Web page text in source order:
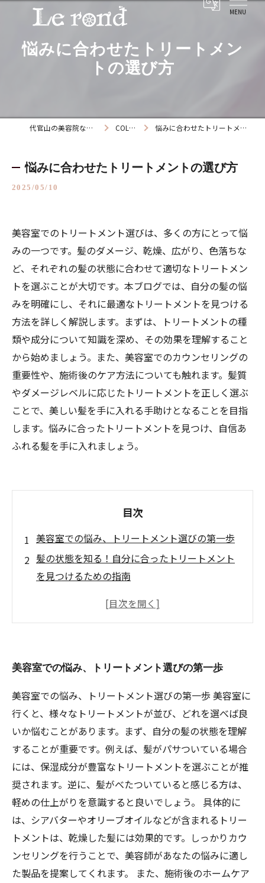
悩みに合わせたトリートメン
トの選び方
代官山の美容院ならLe rond COLUMN 悩みに合わせたトリートメントの選び方
悩みに合わせたトリートメントの選び方
2025/05/10
美容室でのトリートメント選びは、多くの方にとって悩
みの一つです。髪のダメージ、乾燥、広がり、色落ちな
ど、それぞれの髪の状態に合わせて適切なトリートメン
トを選ぶことが大切です。本ブログでは、自分の髪の悩
みを明確にし、それに最適なトリートメントを見つける
方法を詳しく解説します。まずは、トリートメントの種
類や成分について知識を深め、その効果を理解すること
から始めましょう。また、美容室でのカウンセリングの
重要性や、施術後のケア方法についても触れます。髪質
やダメージレベルに応じたトリートメントを正しく選ぶ
ことで、美しい髪を手に入れる手助けとなることを目指
します。悩みに合ったトリートメントを見つけ、自信あ
ふれる髪を手に入れましょう。
目次
美容室での悩み、トリートメント選びの第一歩
髪の状態を知る！自分に合ったトリートメント
を見つけるための指南
トリートメントの種類と成分：あなたの髪に合
施術後のケアが鍵！美しい髪を保つためのアフ
ターケア
悩み別トリートメントガイド：あなたに必要な
解決策
自信あふれる髪を手に入れる！悩みに合ったト
リートメント選びのまとめ
美容室での悩み、トリートメント選びの第一歩
美容室での悩み、トリートメント選びの第一歩 美容室に
行くと、様々なトリートメントが並び、どれを選べば良
いか悩むことがあります。まず、自分の髪の状態を理解
することが重要です。例えば、髪がパサついている場合
には、保湿成分が豊富なトリートメントを選ぶことが推
奨されます。逆に、髪がべたついていると感じる方は、
軽めの仕上がりを意識すると良いでしょう。 具体的に
は、シアバターやオリーブオイルなどが含まれるトリー
トメントは、乾燥した髪には効果的です。しっかりカウ
ンセリングを行うことで、美容師があなたの悩みに適し
た製品を提案してくれます。 また、施術後のホームケア